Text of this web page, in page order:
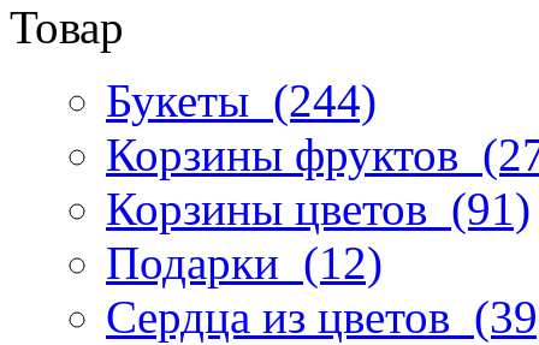
Товар
Букеты (244)
Корзины фруктов
Корзины цветов (91)
Подарки (12)
Сердца из цветов